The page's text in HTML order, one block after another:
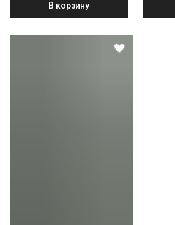
В корзину